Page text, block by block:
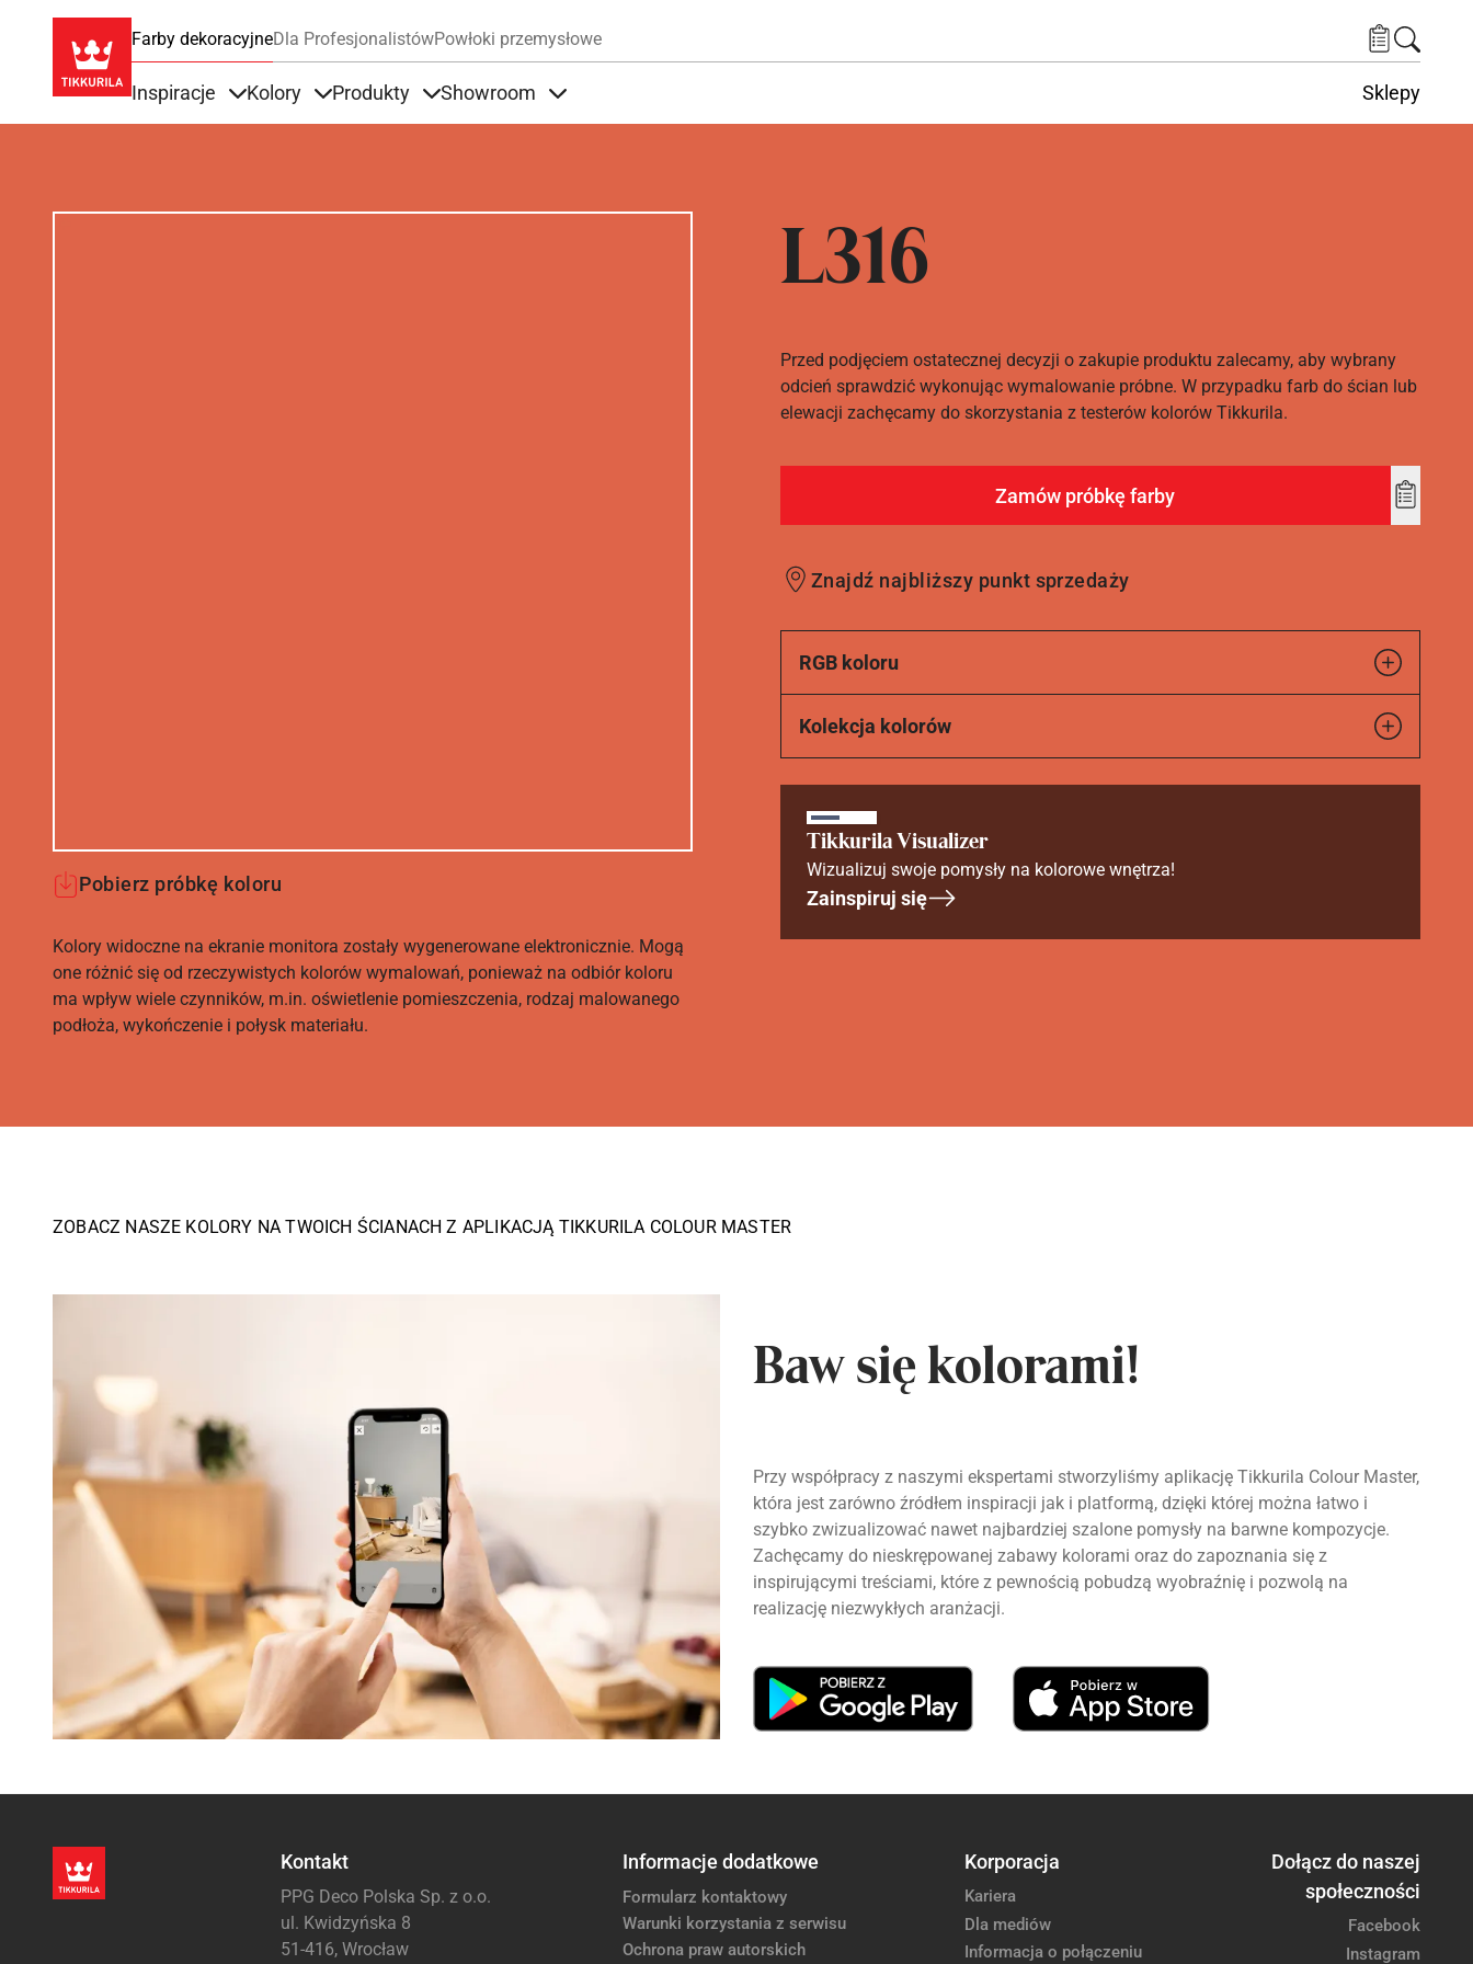
Farby dekoracyjneDla ProfesjonalistówPowłoki przemysłowe
Inspiracje Kolory Produkty Showroom Sklepy
L316
Pobierz próbkę koloru
Kolory widoczne na ekranie monitora zostały wygenerowane elektronicznie. Mogą
one różnić się od rzeczywistych kolorów wymalowań, ponieważ na odbiór koloru
ma wpływ wiele czynników, m.in. oświetlenie pomieszczenia, rodzaj malowanego
podłoża, wykończenie i połysk materiału.
Przed podjęciem ostatecznej decyzji o zakupie produktu zalecamy, aby wybrany
odcień sprawdzić wykonując wymalowanie próbne. W przypadku farb do ścian lub
elewacji zachęcamy do skorzystania z testerów kolorów Tikkurila.
Zamów próbkę farby
Add
Znajdź najbliższy punkt sprzedaży
RGB koloru
Kolekcja kolorów
Tikkurila Visualizer
Wizualizuj swoje pomysły na kolorowe wnętrza!
Zainspiruj się
ZOBACZ NASZE KOLORY NA TWOICH ŚCIANACH Z APLIKACJĄ TIKKURILA COLOUR MASTER
Baw się kolorami!
Przy współpracy z naszymi ekspertami stworzyliśmy aplikację Tikkurila Colour Master,
która jest zarówno źródłem inspiracji jak i platformą, dzięki której można łatwo i
szybko zwizualizować nawet najbardziej szalone pomysły na barwne kompozycje.
Zachęcamy do nieskrępowanej zabawy kolorami oraz do zapoznania się z
inspirującymi treściami, które z pewnością pobudzą wyobraźnię i pozwolą na
realizację niezwykłych aranżacji.
Kontakt
PPG Deco Polska Sp. z o.o.
ul. Kwidzyńska 8
51-416, Wrocław
Informacje dodatkowe
Formularz kontaktowy
Warunki korzystania z serwisu
Ochrona praw autorskich
Korporacja
Kariera
Dla mediów
Informacja o połączeniu
Dołącz do naszej
społeczności
Facebook
Instagram